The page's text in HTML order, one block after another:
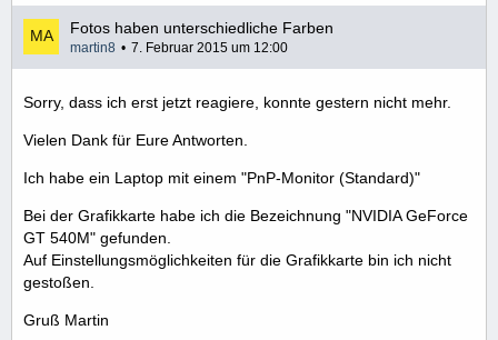
Fotos haben unterschiedliche Farben
martin8 7. Februar 2015 um 12:00
Sorry, dass ich erst jetzt reagiere, konnte gestern nicht mehr.
Vielen Dank für Eure Antworten.
Ich habe ein Laptop mit einem "PnP-Monitor (Standard)"
Bei der Grafikkarte habe ich die Bezeichnung "NVIDIA GeForce
GT 540M" gefunden.
Auf Einstellungsmöglichkeiten für die Grafikkarte bin ich nicht
gestoßen.
Gruß Martin